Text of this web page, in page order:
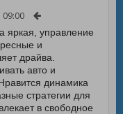
яркая, управление
и
драйва.
авто и
динамика
стратегии для
в свободное